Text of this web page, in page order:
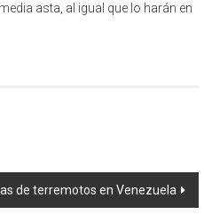
asta, al igual que lo harán en
de terremotos en Venezuela